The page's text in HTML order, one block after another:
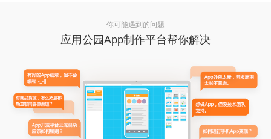
你可能遇到的问题
应用公园App制作平台帮你解决